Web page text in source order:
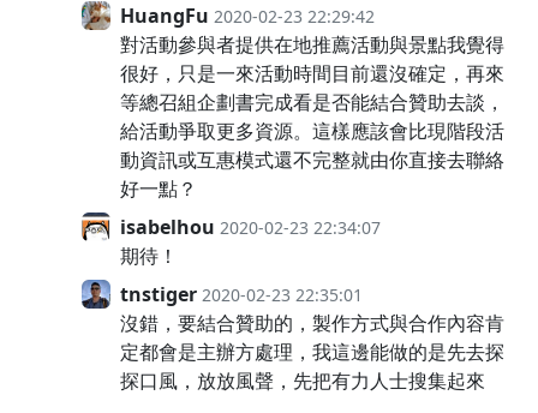
HuangFu 2020-02-23 22:29:42
對活動參與者提供在地推薦活動與景點我覺得
很好，只是一來活動時間目前還沒確定，再來
等總召組企劃書完成看是否能結合贊助去談，
給活動爭取更多資源。這樣應該會比現階段活
動資訊或互惠模式還不完整就由你直接去聯絡
好一點？
isabelhou 2020-02-23 22:34:07
期待！
tnstiger 2020-02-23 22:35:01
沒錯，要結合贊助的，製作方式與合作內容肯
定都會是主辦方處理，我這邊能做的是先去探
探口風，放放風聲，先把有力人士搜集起來